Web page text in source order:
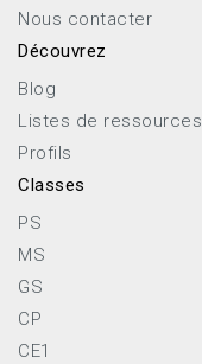
Nous contacter
Découvrez
Blog
Listes de ressources
Profils
Classes
PS
MS
GS
CP
CE1